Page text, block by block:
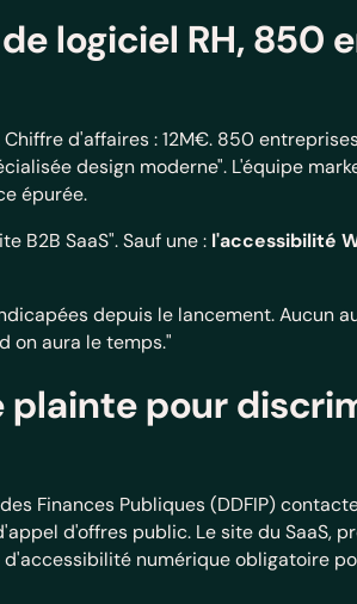
logiciel RH, 850
d'affaires : 12M€. 850
design moderne". L'équipe
épurée.
B2B SaaS". Sauf une : l'accessibilité
depuis le lancement. Aucun
on aura le temps."
plainte pour
Finances Publiques (DDFIP)
d'offres public. Le site du SaaS,
numérique obligatoire